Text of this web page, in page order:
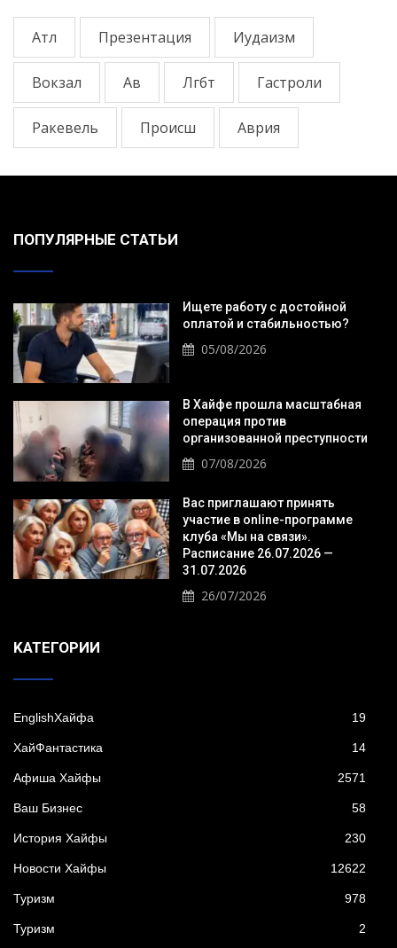
Атл Презентация Иудаизм
Вокзал Ав Лгбт Гастроли
Ракевель Происш Аврия
ПОПУЛЯРНЫЕ СТАТЬИ
Ищете работу с достойной
оплатой и стабильностью?
05/08/2026
В Хайфе прошла масштабная
операция против
организованной преступности
07/08/2026
Вас приглашают принять
участие в online-программе
клуба «Мы на связи».
Расписание 26.07.2026 —
31.07.2026
26/07/2026
KАТЕГОРИИ
EnglishХайфа 19
XайФантастика 14
Афиша Хайфы 2571
Ваш Бизнес 58
История Хайфы 230
Новости Хайфы 12622
Туризм 978
Туризм 2